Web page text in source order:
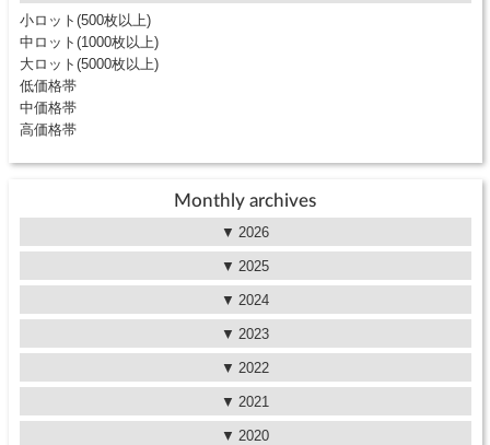
小ロット(500枚以上)
中ロット(1000枚以上)
大ロット(5000枚以上)
低価格帯
中価格帯
高価格帯
Monthly archives
2026
2025
2024
2023
2022
2021
2020